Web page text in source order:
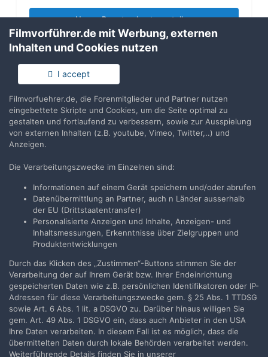
Neues Benutzerkonto erstellen
Du hast bereits ein Benutzerkonto? Melde Dich hier an.
Jetzt anmelden
Teilen Folgen
Zur Themenübersicht
Filmvorführer.de via Google durchsuchen:
Sprache
Impressum / Datenschutzerklärung
Nutzungsbedingungen
Realisierung: IN-Solution
Powered by Invision Community
Filmvorführer.de mit Werbung, externen
Inhalten und Cookies nutzen
I accept
Filmvorfuehrer.de, die Forenmitglieder und Partner nutzen
eingebettete Skripte und Cookies, um die Seite optimal zu
gestalten und fortlaufend zu verbessern, sowie zur Ausspielung
von externen Inhalten (z.B. youtube, Vimeo, Twitter,..) und
Anzeigen.
Die Verarbeitungszwecke im Einzelnen sind:
Informationen auf einem Gerät speichern und/oder abrufen
Datenübermittlung an Partner, auch n Länder ausserhalb
der EU (Drittstaatentransfer)
Personalisierte Anzeigen und Inhalte, Anzeigen- und
Inhaltsmessungen, Erkenntnisse über Zielgruppen und
Produktentwicklungen
Durch das Klicken des „Zustimmen“-Buttons stimmen Sie der
Verarbeitung der auf Ihrem Gerät bzw. Ihrer Endeinrichtung
gespeicherten Daten wie z.B. persönlichen Identifikatoren oder IP-
Adressen für diese Verarbeitungszwecke gem. § 25 Abs. 1 TTDSG
sowie Art. 6 Abs. 1 lit. a DSGVO zu. Darüber hinaus willigen Sie
gem. Art. 49 Abs. 1 DSGVO ein, dass auch Anbieter in den USA
Ihre Daten verarbeiten. In diesem Fall ist es möglich, dass die
übermittelten Daten durch lokale Behörden verarbeitet werden.
Weiterführende Details finden Sie in unserer